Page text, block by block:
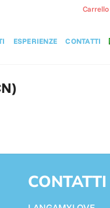
ESPERIENZE CONTATTI
CONTATTI